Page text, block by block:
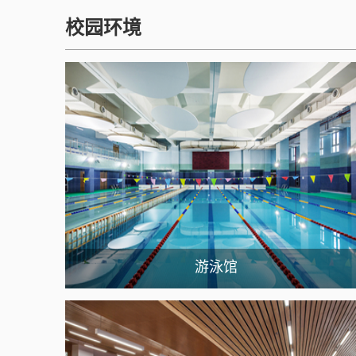
he H...
校园环境
游泳馆